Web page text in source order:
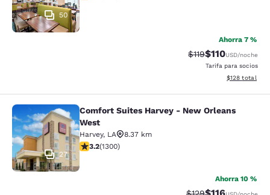
50
Ahorra 7 %
Precio tachado:
$119Precio con
$110USD/noche
Tarifa para socios
Ver detalles
$128 total
Comfort Suites Harvey - New
27
Comfort Suites Harvey - New Orleans
West
Harvey, LA
8.37 km
calificación de 3.22 estrellas. Bueno. 1300 reseñas
3.2(1300)
Ahorra 10 %
Precio tachado:
Precio con